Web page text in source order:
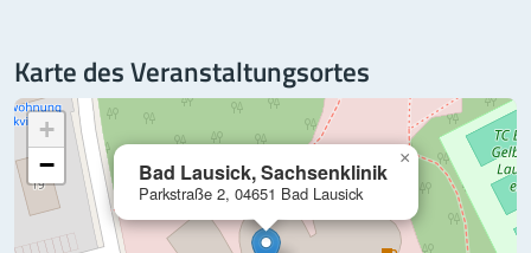
Karte des Veranstaltungsortes
Bad Lausick, Sachsenklinik
Parkstraße 2, 04651 Bad Lausick
×
+
−